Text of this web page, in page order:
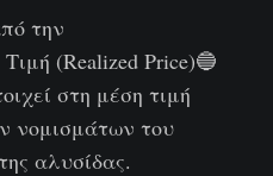
την
(Realized Price)🔵
στη μέση τιμή
νομισμάτων του
αλυσίδας.